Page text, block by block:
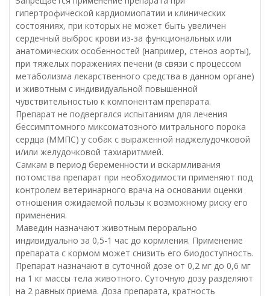
гипертрофической кардиомиопатии и клинических
состояниях, при которых не может быть увеличен
сердечный выброс крови из-за функциональных или
анатомических особенностей (например, стеноз аорты),
при тяжелых поражениях печени (в связи с процессом
метаболизма лекарственного средства в данном органе)
и животным с индивидуальной повышенной
чувствительностью к компонентам препарата.
Препарат не подвергался испытаниям для лечения
бессимптомного миксоматозного митрального порока
сердца (ММПС) у собак с выраженной наджелудочковой
и/или желудочковой тахиаритмией.
Самкам в период беременности и вскармливания
потомства препарат при необходимости применяют под
контролем ветеринарного врача на основании оценки
отношения ожидаемой пользы к возможному риску его
применения.
Маведин назначают животным перорально
индивидуально за 0,5-1 час до кормления. Применение
препарата с кормом может снизить его биодоступность.
Препарат назначают в суточной дозе от 0,2 мг до 0,6 мг
на 1 кг массы тела животного. Суточную дозу разделяют
на 2 равных приема. Доза препарата, кратность